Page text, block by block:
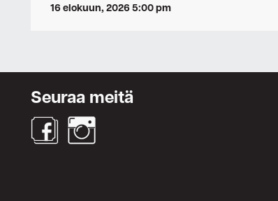
16 elokuun, 2026 5:00 pm
Seuraa meitä